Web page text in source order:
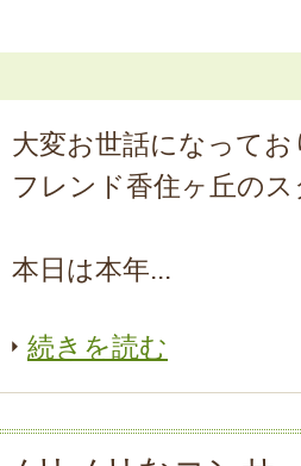
大変お世話になってお
フレンド香住ヶ丘の
本日は本年...
続きを読む